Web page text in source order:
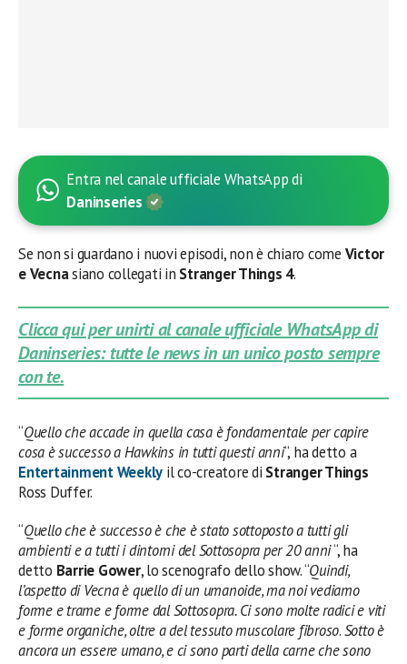
Entra nel canale ufficiale WhatsApp di
Daninseries
Se non si guardano i nuovi episodi, non è chiaro come Victor
e Vecnasiano collegati in Stranger Things 4.
Clicca qui per unirti al canale ufficiale WhatsApp di
Daninseries: tutte le news in un unico posto sempre
con te.
“Quello che accade in quella casa è fondamentale per capire
cosa è successo a Hawkins in tutti questi anni“, ha detto a
Entertainment Weekly il co-creatore di Stranger Things
Ross Duffer.
“Quello che è successo è che è stato sottoposto a tutti gli
ambienti e a tutti i dintorni del Sottosopra per 20 anni“, ha
detto Barrie Gower, lo scenografo dello show. “Quindi,
l’aspetto di Vecna è quello di un umanoide, ma noi vediamo
forme e trame e forme dal Sottosopra. Ci sono molte radici e viti
e forme organiche, oltre a del tessuto muscolare fibroso.Sotto è
ancora un essere umano, e ci sono parti della carne che sono